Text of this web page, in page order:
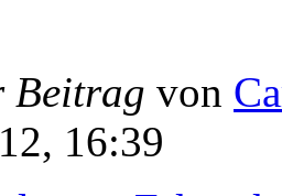
Beitrag von
16:39